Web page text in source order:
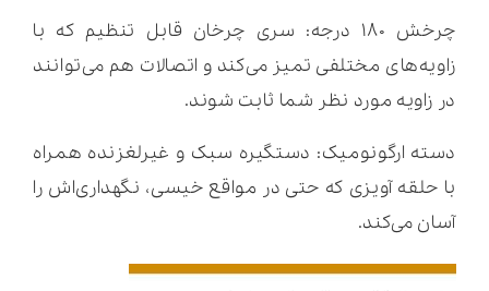
چرخش ۱۸۰ درجه: سری چرخان قابل تنظیم که با
زاویه‌های مختلفی تمیز می‌کند و اتصالات هم می‌توانند
در زاویه مورد نظر شما ثابت شوند.
دسته ارگونومیک: دستگیره سبک و غیرلغزنده همراه
با حلقه آویزی که حتی در مواقع خیسی، نگهداری‌اش را
آسان می‌کند.